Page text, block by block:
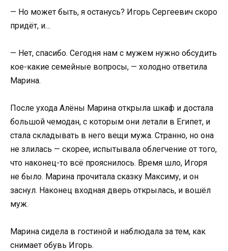
— Но может быть, я останусь? Игорь Сергеевич скоро
придёт, и…
— Нет, спасибо. Сегодня нам с мужем нужно обсудить
кое-какие семейные вопросы, — холодно ответила
Марина.
После ухода Алёны Марина открыла шкаф и достала
большой чемодан, с которым они летали в Египет, и
стала складывать в него вещи мужа. Странно, но она
не злилась — скорее, испытывала облегчение от того,
что наконец-то всё прояснилось. Время шло, Игоря
не было. Марина прочитала сказку Максиму, и он
заснул. Наконец входная дверь открылась, и вошёл
муж.
Марина сидела в гостиной и наблюдала за тем, как
снимает обувь Игорь.